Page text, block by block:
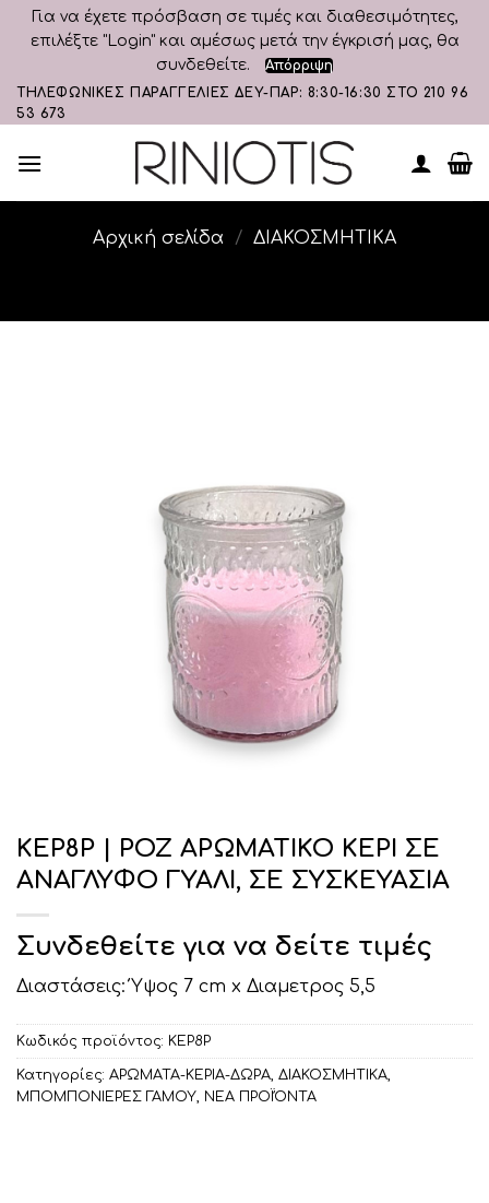
Για να έχετε πρόσβαση σε τιμές και διαθεσιμότητες,
επιλέξτε "Login" και αμέσως μετά την έγκρισή μας, θα
συνδεθείτε.
Απόρριψη
Skip
to
ΤΗΛΕΦΩΝΙΚΕΣ ΠΑΡΑΓΓΕΛΙΕΣ ΔΕΥ-ΠΑΡ: 8:30-16:30 ΣΤΟ 210 96
53 673
Αρχική σελίδα / ΔΙΑΚΟΣΜΗΤΙΚA
ΚΕΡ8Ρ | ΡΟΖ ΑΡΩΜΑΤΙΚΟ ΚΕΡΙ ΣΕ
ΑΝΑΓΛΥΦΟ ΓΥΑΛΙ, ΣΕ ΣΥΣΚΕΥΑΣΙΑ
Συνδεθείτε για να δείτε τιμές
Διαστάσεις: Ύψος 7 cm x Διαμετρος 5,5
Κωδικός προϊόντος: ΚΕΡ8Ρ
Κατηγορίες: ΑΡΩΜΑΤΑ-ΚΕΡΙΑ-ΔΩΡΑ, ΔΙΑΚΟΣΜΗΤΙΚA,
ΜΠΟΜΠΟΝΙΕΡΕΣ ΓΑΜΟΥ, ΝΕΑ ΠΡΟΪΌΝΤΑ